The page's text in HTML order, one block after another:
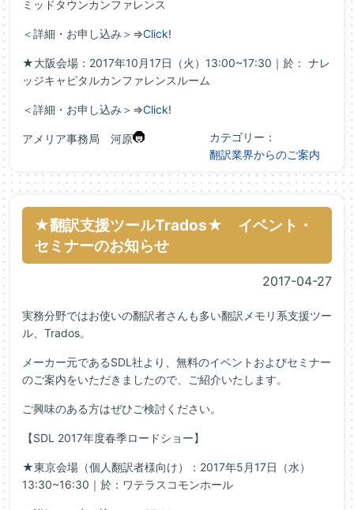
ミッドタウンカンファレンス
＜詳細・お申し込み＞⇒Click!
★大阪会場：2017年10月17日（火）13:00~17:30｜於： ナレ
ッジキャピタルカンファレンスルーム
＜詳細・お申し込み＞⇒Click!
アメリア事務局 河原
カテゴリー：
翻訳業界からのご案内
★翻訳支援ツールTrados★ イベント・
セミナーのお知らせ
2017-04-27
実務分野ではお使いの翻訳者さんも多い翻訳メモリ系支援ツー
ル、Trados。
メーカー元であるSDL社より、無料のイベントおよびセミナー
のご案内をいただきましたので、ご紹介いたします。
ご興味のある方はぜひご検討ください。
【SDL 2017年度春季ロードショー】
★東京会場（個人翻訳者様向け）：2017年5月17日（水）
13:30~16:30｜於：ワテラスコモンホール